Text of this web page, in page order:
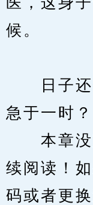
候。
日子还
急于一时
本章没
续阅读！
码或者更